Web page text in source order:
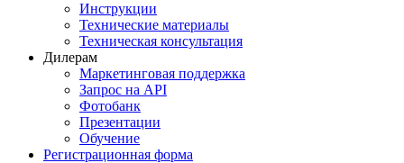
Инструкции
Технические материалы
Техническая консультация
Дилерам
Маркетинговая поддержка
Запрос на API
Фотобанк
Презентации
Обучение
Регистрационная форма